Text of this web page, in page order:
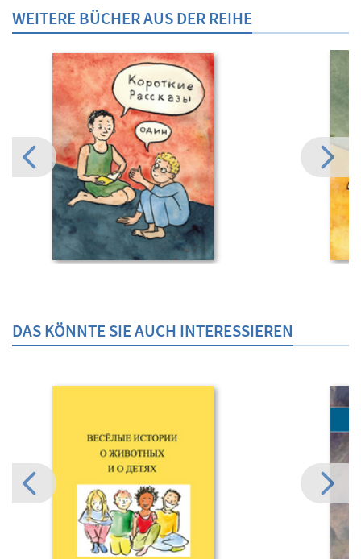
WEITERE BÜCHER AUS DER REIHE
DAS KÖNNTE SIE AUCH INTERESSIEREN